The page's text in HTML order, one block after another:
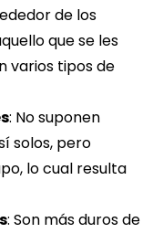
de los
que se les
varios tipos de
: No suponen
solos, pero
lo cual resulta
: Son más duros de